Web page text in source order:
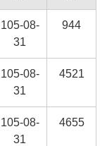
105-08-
31
944
105-08-
31
4521
105-08-
31
4655